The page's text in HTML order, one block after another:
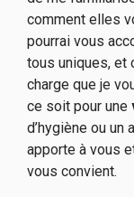
comment elles
pourrai vous
tous uniques, et
charge que je
ce soit pour une
d’hygiène ou un
apporte à vous
vous convient.